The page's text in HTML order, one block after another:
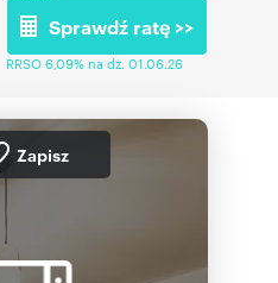
Sprawdź ratę >>
RRSO 6,09% na dz. 01.06.26
Zapisz